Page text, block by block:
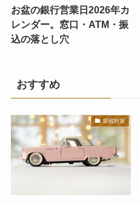
お盆の銀行営業日2026年カ
レンダー。窓口・ATM・振
込の落とし穴
おすすめ
節税対策